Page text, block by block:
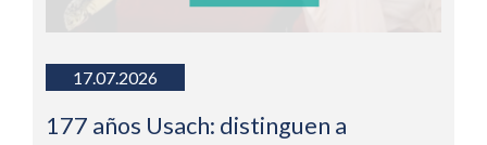
17.07.2026
177 años Usach: distinguen a